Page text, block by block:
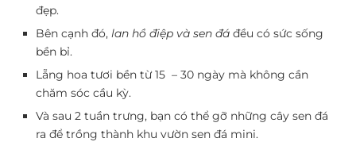
đẹp.
Bên cạnh đó, lan hồ điệp và sen đá đều có sức sống
bền bỉ.
Lẵng hoa tươi bền từ 15 – 30 ngày mà không cần
chăm sóc cầu kỳ.
Và sau 2 tuần trưng, bạn có thể gỡ những cây sen đá
ra để trồng thành khu vườn sen đá mini.